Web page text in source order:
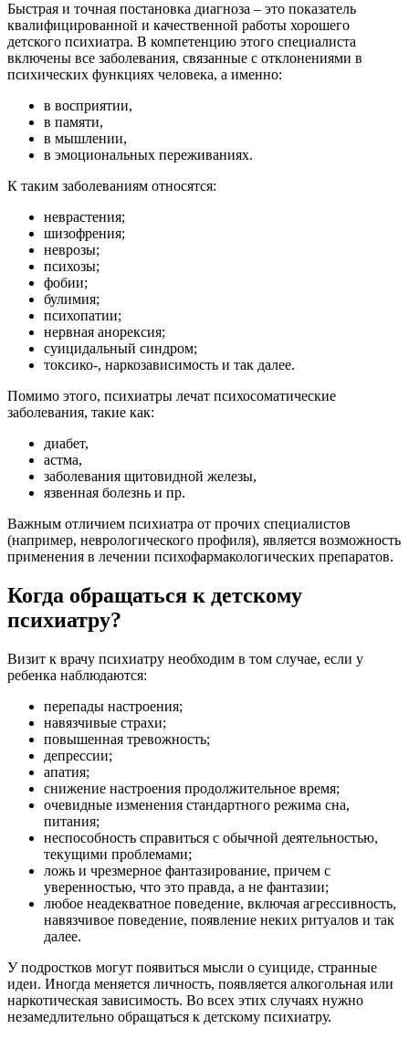
Быстрая и точная постановка диагноза – это показатель
квалифицированной и качественной работы хорошего
детского психиатра. В компетенцию этого специалиста
включены все заболевания, связанные с отклонениями в
психических функциях человека, а именно:
в восприятии,
в памяти,
в мышлении,
в эмоциональных переживаниях.
К таким заболеваниям относятся:
неврастения;
шизофрения;
неврозы;
психозы;
фобии;
булимия;
психопатии;
нервная анорексия;
суицидальный синдром;
токсико-, наркозависимость и так далее.
Помимо этого, психиатры лечат психосоматические
заболевания, такие как:
диабет,
астма,
заболевания щитовидной железы,
язвенная болезнь и пр.
Важным отличием психиатра от прочих специалистов
(например, неврологического профиля), является возможность
применения в лечении психофармакологических препаратов.
Когда обращаться к детскому
психиатру?
Визит к врачу психиатру необходим в том случае, если у
ребенка наблюдаются:
перепады настроения;
навязчивые страхи;
повышенная тревожность;
депрессии;
апатия;
снижение настроения продолжительное время;
очевидные изменения стандартного режима сна,
питания;
неспособность справиться с обычной деятельностью,
текущими проблемами;
ложь и чрезмерное фантазирование, причем с
уверенностью, что это правда, а не фантазии;
любое неадекватное поведение, включая агрессивность,
навязчивое поведение, появление неких ритуалов и так
далее.
У подростков могут появиться мысли о суициде, странные
идеи. Иногда меняется личность, появляется алкогольная или
наркотическая зависимость. Во всех этих случаях нужно
незамедлительно обращаться к детскому психиатру.